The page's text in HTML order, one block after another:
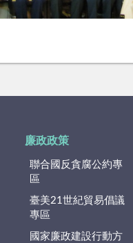
廉政政策
聯合國反貪腐公約專
區
臺美21世紀貿易倡議
專區
國家廉政建設行動方